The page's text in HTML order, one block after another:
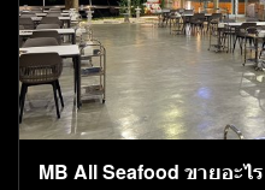
MB All Seafood ขายอะไร